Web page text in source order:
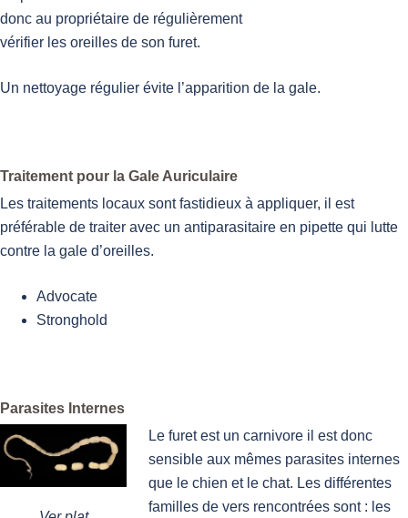
donc au propriétaire de régulièrement
vérifier les oreilles de son furet.
Un nettoyage régulier évite l’apparition de la gale.
Traitement pour la Gale Auriculaire
Les traitements locaux sont fastidieux à appliquer, il est
préférable de traiter avec un antiparasitaire en pipette qui lutte
contre la gale d’oreilles.
Advocate
Stronghold
Parasites Internes
Le furet est un carnivore il est donc
sensible aux mêmes parasites internes
que le chien et le chat. Les différentes
familles de vers rencontrées sont : les